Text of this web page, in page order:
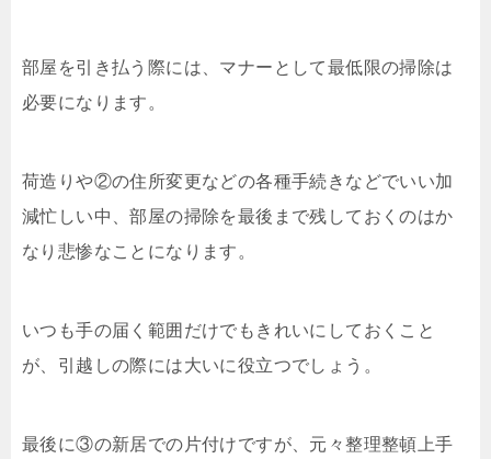
部屋を引き払う際には、マナーとして最低限の掃除は
必要になります。
荷造りや②の住所変更などの各種手続きなどでいい加
減忙しい中、部屋の掃除を最後まで残しておくのはか
なり悲惨なことになります。
いつも手の届く範囲だけでもきれいにしておくこと
が、引越しの際には大いに役立つでしょう。
最後に③の新居での片付けですが、元々整理整頓上手